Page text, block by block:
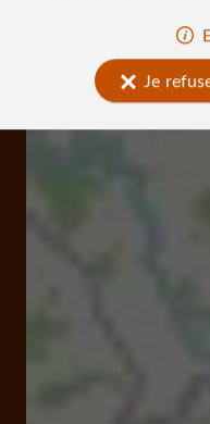
Je